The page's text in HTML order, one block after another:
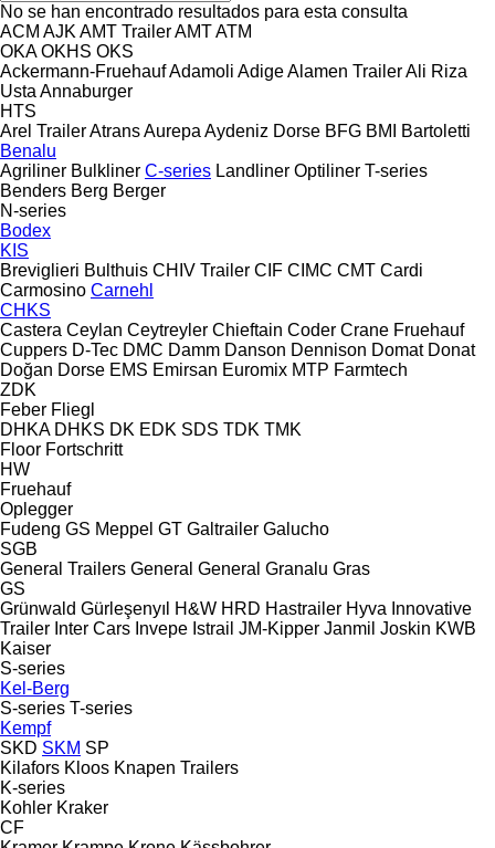
No se han encontrado resultados para esta consulta
ACM AJK AMT TrailerAMTATM
OKA OKHS OKS
Ackermann-FruehaufAdamoli AdigeAlamen TrailerAli Riza
Usta Annaburger
HTS
Arel TrailerAtransAurepa Aydeniz Dorse BFG BMI
Bartoletti
Benalu
Agriliner Bulkliner C-series Landliner Optiliner T-series
Benders Berg Berger
N-series
Bodex
KIS
Breviglieri Bulthuis CHIV Trailer CIF CIMC CMT Cardi
Carmosino Carnehl
CHKS
Castera Ceylan Ceytreyler Chieftain Coder Crane Fruehauf
Cuppers D-Tec DMC Damm Danson Dennison Domat Donat
Doğan Dorse EMS Emirsan Euromix MTP Farmtech
ZDK
Feber Fliegl
DHKA DHKS DK EDK SDS TDK TMK
Floor Fortschritt
HW
Fruehauf
Oplegger
Fudeng GS Meppel GT Galtrailer Galucho
SGB
General Trailers General General Granalu Gras
GS
Grünwald Gürleşenyıl H&W HRD Hastrailer Hyva Innovative
Trailer Inter Cars Invepe Istrail JM-Kipper Janmil Joskin KWB
Kaiser
S-series
Kel-Berg
S-series T-series
Kempf
SKD SKM SP
Kilafors Kloos Knapen Trailers
K-series
Kohler Kraker
CF